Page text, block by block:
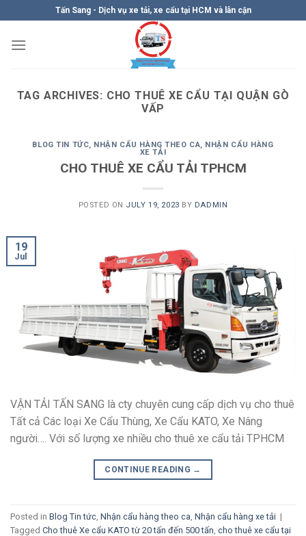
content
Tấn Sang - Dịch vụ xe tải, xe cẩu tại HCM và lân cận
TAG ARCHIVES: CHO THUÊ XE CẨU TẠI QUẬN GÒ
VẤP
BLOG TIN TỨC, NHẬN CẨU HÀNG THEO CA, NHẬN CẨU HÀNG
XE TẢI
CHO THUÊ XE CẨU TẢI TPHCM
POSTED ON JULY 19, 2023 BY DADMIN
19
Jul
VẬN TẢI TẤN SANG là cty chuyên cung cấp dịch vụ cho thuê
Tất cả Các loại Xe Cẩu Thùng, Xe Cẩu KATO, Xe Nâng
người…. Với số lượng xe nhiều cho thuê xe cẩu tải TPHCM
CONTINUE READING →
Posted in Blog Tin tức Nhận cẩu hàng theo ca Nhận cẩu hàng xe tải |
Tagged Cho thuê Xe cẩu KATO từ 20 tấn đến 500 tấn cho thuê xe cẩu tại